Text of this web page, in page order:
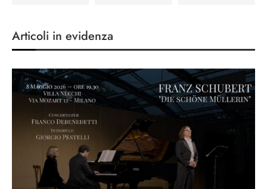
Articoli in evidenza